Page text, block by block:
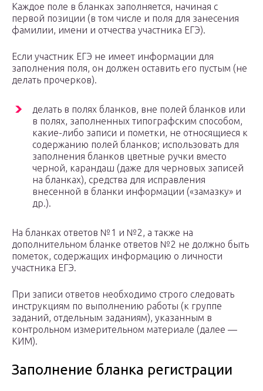
Каждое поле в бланках заполняется, начиная с
первой позиции (в том числе и поля для занесения
фамилии, имени и отчества участника ЕГЭ).
Если участник ЕГЭ не имеет информации для
заполнения поля, он должен оставить его пустым (не
делать прочерков).
делать в полях бланков, вне полей бланков или
в полях, заполненных типографским способом,
какие-либо записи и пометки, не относящиеся к
содержанию полей бланков; использовать для
заполнения бланков цветные ручки вместо
черной, карандаш (даже для черновых записей
на бланках), средства для исправления
внесенной в бланки информации («замазку» и
др.).
На бланках ответов №1 и №2, а также на
дополнительном бланке ответов №2 не должно быть
пометок, содержащих информацию о личности
участника ЕГЭ.
При записи ответов необходимо строго следовать
инструкциям по выполнению работы (к группе
заданий, отдельным заданиям), указанным в
контрольном измерительном материале (далее —
КИМ).
Заполнение бланка регистрации